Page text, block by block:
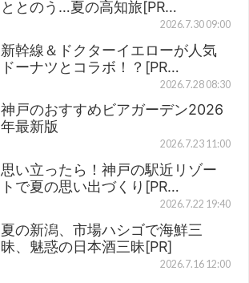
ととのう…夏の高知旅[PR…
2026.7.30 09:00
新幹線＆ドクターイエローが人気
ドーナツとコラボ！？[PR…
2026.7.28 08:30
神戸のおすすめビアガーデン2026
年最新版
2026.7.23 11:00
思い立ったら！神戸の駅近リゾー
トで夏の思い出づくり[PR…
2026.7.22 19:40
夏の新潟、市場ハシゴで海鮮三
昧、魅惑の日本酒三昧[PR]
2026.7.16 12:00